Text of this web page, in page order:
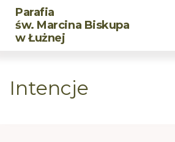
Parafia
św. Marcina Biskupa
w Łużnej
Powrót
Duszpasterze
Powrót
LSO
Powrót
MAŁŻEŃSTWO
Intencje